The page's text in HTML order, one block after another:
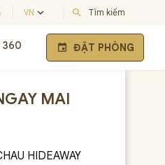
VN keyboard_arrow_down search Tìm kiếm
360 event ĐẶT PHÒNG
MAI
HIDEAWAY